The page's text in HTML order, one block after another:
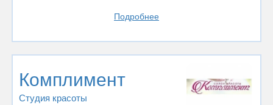
Подробнее
Комплимент
Студия красоты